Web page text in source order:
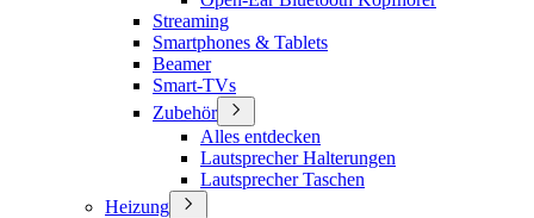
Streaming
Smartphones & Tablets
Beamer
Smart-TVs
Zubehör
Alles entdecken
Lautsprecher Halterungen
Lautsprecher Taschen
Heizung